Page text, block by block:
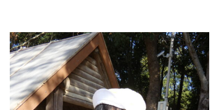
安⼼・安全対策
給⾷
課外教室
理事長のことば